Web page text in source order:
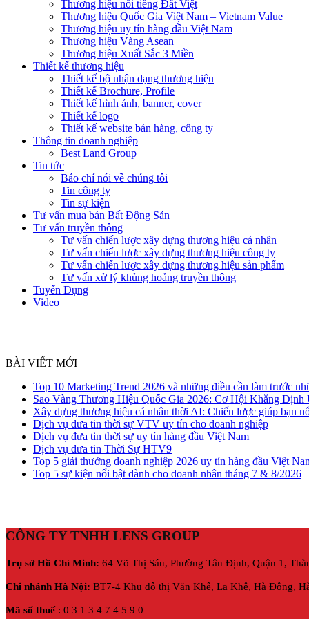
Thương hiệu nổi tiếng Đất Việt
Thương hiệu Quốc Gia Việt Nam – Vietnam Value
Thương hiệu uy tín hàng đầu Việt Nam
Thương hiệu Vàng Asean
Thương hiệu Xuất Sắc 3 Miền
Thiết kế thương hiệu
Thiết kế bộ nhận dạng thương hiệu
Thiết kế Brochure, Profile
Thiết kế hình ảnh, banner, cover
Thiết kế logo
Thiết kế website bán hàng, công ty
Thông tin doanh nghiệp
Best Land Group
Tin tức
Báo chí nói về chúng tôi
Tin công ty
Tin sự kiện
Tư vấn mua bán Bất Động Sản
Tư vấn truyền thông
Tư vấn chiến lược xây dựng thương hiệu cá nhân
Tư vấn chiến lược xây dựng thương hiệu công ty
Tư vấn chiến lược xây dựng thương hiệu sản phẩm
Tư vấn xử lý khủng hoảng truyền thông
Tuyển Dụng
Video
BÀI VIẾT MỚI
Top 10 Marketing Trend 2026 và những điều cần làm trước
Sao Vàng Thương Hiệu Quốc Gia 2026: Cơ Hội Khẳng
Xây dựng thương hiệu cá nhân thời AI: Chiến lược giúp bạn
Dịch vụ đưa tin thời sự VTV uy tín cho doanh nghiệp
Dịch vụ đưa tin thời sự uy tín hàng đầu Việt Nam
Dịch vụ đưa tin Thời Sự HTV9
Top 5 giải thưởng doanh nghiệp 2026 uy tín hàng đầu Việt
Top 5 sự kiện nổi bật dành cho doanh nhân tháng 7 & 8/2026
CÔNG TY TNHH LENS GROUP
Trụ sở Hồ Chí Minh: 64 Võ Thị Sáu, Phường Tân Định, Quận 1,
Chi nhánh Hà Nội: BT7-4 Khu đô thị Văn Khê, La Khê, Hà Đông,
Mã số thuế: 0 3 1 3 4 7 4 5 9 0